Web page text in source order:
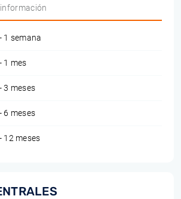
1 semana
1 mes
3 meses
6 meses
12 meses